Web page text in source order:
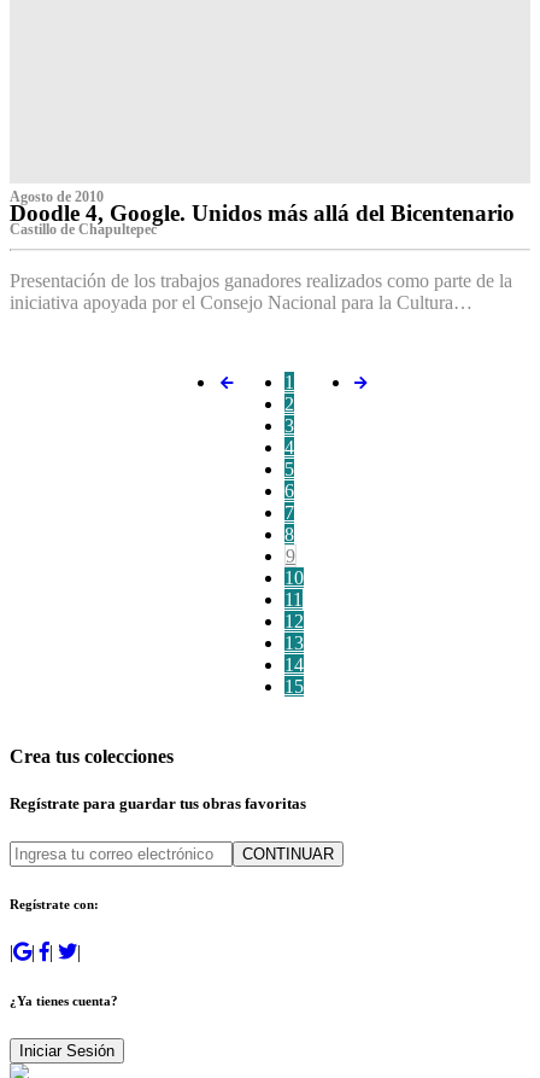
Agosto de 2010
Doodle 4, Google. Unidos más allá del Bicentenario
Castillo de Chapultepec
Presentación de los trabajos ganadores realizados como parte de la
iniciativa apoyada por el Consejo Nacional para la Cultura…
1
2
3
4
5
6
7
8
9
10
11
12
13
14
15
Crea tus colecciones
Regístrate para guardar tus obras favoritas
CONTINUAR
Regístrate con:
| | | |
¿Ya tienes cuenta?
Iniciar Sesión